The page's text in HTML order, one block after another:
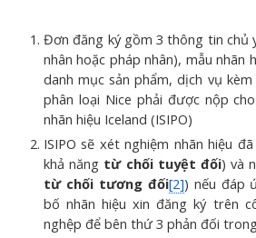
Đơn đăng ký gồm 3 thông tin chủ
nhân hoặc pháp nhân), mẫu nhãn
danh mục sản phẩm, dịch vụ
phân loại Nice phải được nộp
nhãn hiệu Iceland (ISIPO)
ISIPO sẽ xét nghiệm nhãn hiệu
khả năng từ chối tuyệt đối) và
từ chối tương đối[2]) nếu đáp
bố nhãn hiệu xin đăng ký trên
nghệp để bên thứ 3 phản đối